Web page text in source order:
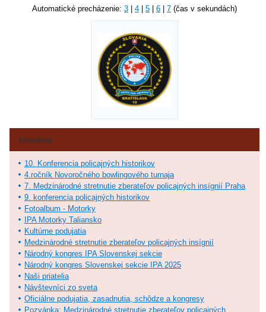
Automatické precházenie: 3 4 5 6 7 (čas v sekundách)
Fotoalbum
10. Konferencia policajných historikov
4.ročník Novoročného bowlingového turnaja
7. Medzinárodné stretnutie zberateľov policajných insígnií Praha
9. konferencia policajných historikov
Fotoalbum - Motorky
IPA Motorky Taliansko
Kultúrne podujatia
Medzinárodné stretnutie zberateľov policajných insígnií
Národný kongres IPA Slovenskej sekcie
Národný kongres Slovenskej sekcie IPA 2025
Naši priatelia
Návštevníci zo sveta
Oficiálne podujatia, zasadnutia, schôdze a kongresy
Pozvánka: Medzinárodné stretnutie zberateľov policajných